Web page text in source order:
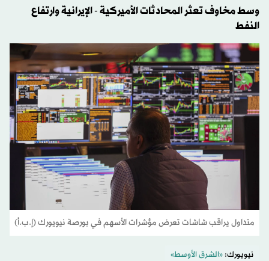
وسط مخاوف تعثر المحادثات الأميركية - الإيرانية وارتفاع
النفط
متداول يراقب شاشات تعرض مؤشرات الأسهم في بورصة نيويورك (إ.ب.أ)
نيويورك:«الشرق الأوسط»